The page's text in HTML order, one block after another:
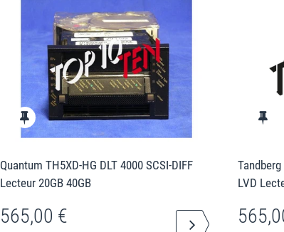
Quantum TH5XD-HG DLT 4000 SCSI-DIFF
Lecteur 20GB 40GB
565,00 €
LVD